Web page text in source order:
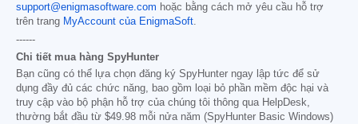
support@enigmasoftware.com hoặc bằng cách mở yêu cầu hỗ trợ
trên trang MyAccount của EnigmaSoft
------
Chi tiết mua hàng SpyHunter
Bạn cũng có thể lựa chọn đăng ký SpyHunter ngay lập tức để sử
dụng đầy đủ các chức năng, bao gồm loại bỏ phần mềm độc hại và
truy cập vào bộ phận hỗ trợ của chúng tôi thông qua HelpDesk,
thường bắt đầu từ $49.98 mỗi nửa năm (SpyHunter Basic Windows)